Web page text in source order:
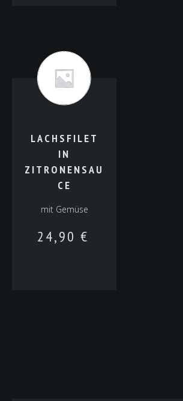
LACHSFILET
IN
ZITRONENSAU
CE
mit Gemüse
24,90 €